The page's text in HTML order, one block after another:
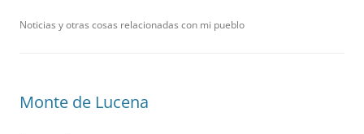
Noticias y otras cosas relacionadas con mi pueblo
Monte de Lucena